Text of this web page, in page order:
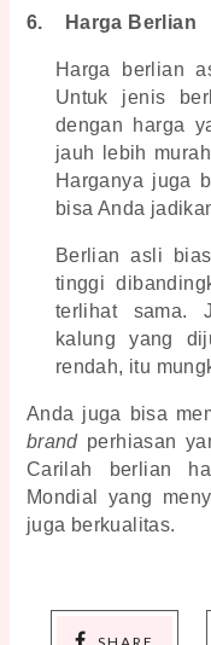
6. Harga Berlian
Harga berlian
Untuk jenis
dengan harga
jauh lebih
Harganya juga
bisa Anda
Berlian asli
tinggi
terlihat sama.
kalung yang
rendah, itu
brand perhiasan
Carilah berlian
Mondial yang
juga berkualitas.